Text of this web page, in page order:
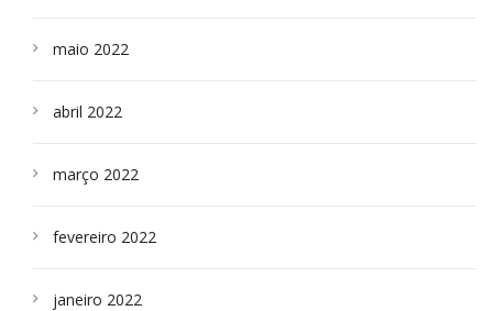
maio 2022
abril 2022
março 2022
fevereiro 2022
janeiro 2022